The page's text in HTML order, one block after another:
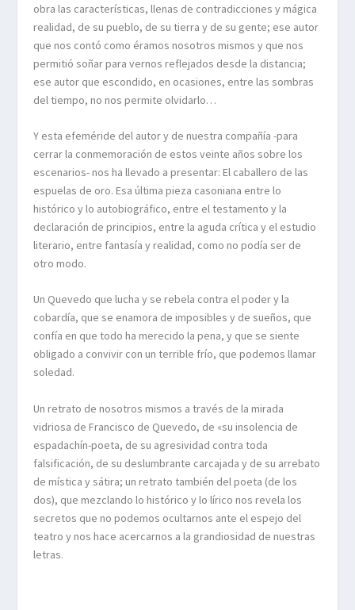
obra las características, llenas de contradicciones y mágica
realidad, de su pueblo, de su tierra y de su gente; ese autor
que nos contó como éramos nosotros mismos y que nos
permitió soñar para vernos reflejados desde la distancia;
ese autor que escondido, en ocasiones, entre las sombras
del tiempo, no nos permite olvidarlo…
Y esta efeméride del autor y de nuestra compañía -para
cerrar la conmemoración de estos veinte años sobre los
escenarios- nos ha llevado a presentar: El caballero de las
espuelas de oro. Esa última pieza casoniana entre lo
histórico y lo autobiográfico, entre el testamento y la
declaración de principios, entre la aguda crítica y el estudio
literario, entre fantasía y realidad, como no podía ser de
otro modo.
Un Quevedo que lucha y se rebela contra el poder y la
cobardía, que se enamora de imposibles y de sueños, que
confía en que todo ha merecido la pena, y que se siente
obligado a convivir con un terrible frío, que podemos llamar
soledad.
Un retrato de nosotros mismos a través de la mirada
vidriosa de Francisco de Quevedo, de «su insolencia de
espadachín-poeta, de su agresividad contra toda
falsificación, de su deslumbrante carcajada y de su arrebato
de mística y sátira; un retrato también del poeta (de los
dos), que mezclando lo histórico y lo lírico nos revela los
secretos que no podemos ocultarnos ante el espejo del
teatro y nos hace acercarnos a la grandiosidad de nuestras
letras.